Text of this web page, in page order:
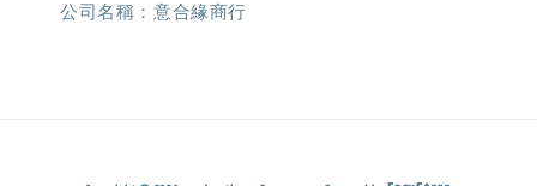
公司名稱：意合緣商行